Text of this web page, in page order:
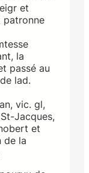
et
patronne
la
passé au
lad.
vic. gl,
Jacques,
et
de la